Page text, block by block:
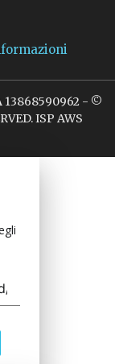
13868590962 - ©
ISP AWS